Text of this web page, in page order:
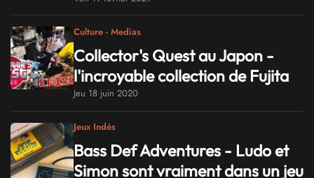
Culture - Medias
Collector's Quest au Japon -
l'incroyable collection de Fujita
Jeu 18 juin 2020
Jeux Indés
Bass Def Adventures - Ludo et
Simon sont vraiment dans un jeu